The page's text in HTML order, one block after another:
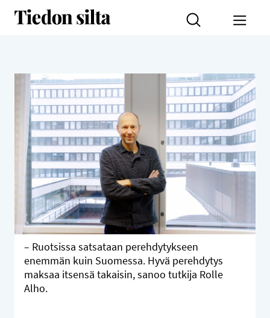
Siirry sisältöön
Tiedon silta
– Ruotsissa satsataan perehdytykseen
enemmän kuin Suomessa. Hyvä perehdytys
maksaa itsensä takaisin, sanoo tutkija Rolle
Alho.